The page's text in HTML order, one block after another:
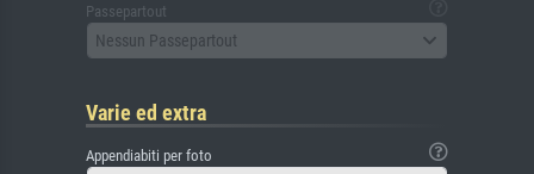
Passepartout
Nessun Passepartout
Varie ed extra
Appendiabiti per foto